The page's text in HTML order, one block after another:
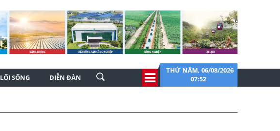
LỐI SỐNG DIỄN ĐÀN
THỨ NĂM, 06/08/2026
07:52